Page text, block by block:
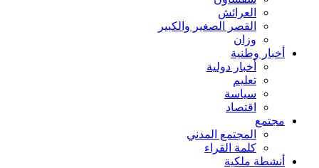
العرائش
القصر الصغير والكبير
وزان
أخبار وطنية
أخبار دولية
تعليم
سياسة
اقتصاد
مجتمع
المجتمع المدني
كلمة القراء
أنشطة ملكية